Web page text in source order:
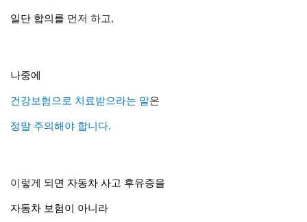
일단 합의 를 먼저 하고,
나중에
건강보험으로 치료받으라는 말은
정말 주의 해야 합니다.
이렇게 되 면 자동차 사고 후유증을
자동차 보험이 아니라